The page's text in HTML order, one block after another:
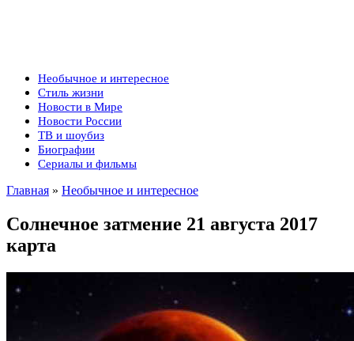
Необычное и интересное
Стиль жизни
Новости в Мире
Новости России
ТВ и шоубиз
Биографии
Сериалы и фильмы
Главная » Необычное и интересное
Солнечное затмение 21 августа 2017
карта